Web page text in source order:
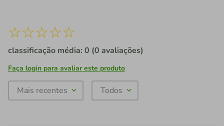
☆☆☆☆☆
classificação média: 0 (0 avaliações)
Faça login para avaliar este produto
Mais recentes Todos